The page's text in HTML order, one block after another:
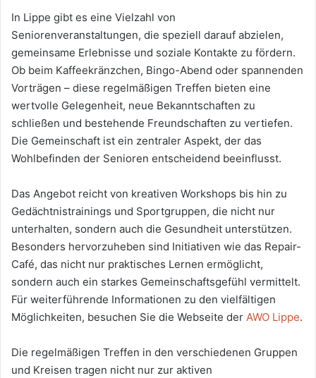
In Lippe gibt es eine Vielzahl von
Seniorenveranstaltungen, die speziell darauf abzielen,
gemeinsame Erlebnisse und soziale Kontakte zu fördern.
Ob beim Kaffeekränzchen, Bingo-Abend oder spannenden
Vorträgen – diese regelmäßigen Treffen bieten eine
wertvolle Gelegenheit, neue Bekanntschaften zu
schließen und bestehende Freundschaften zu vertiefen.
Die Gemeinschaft ist ein zentraler Aspekt, der das
Wohlbefinden der Senioren entscheidend beeinflusst.
Das Angebot reicht von kreativen Workshops bis hin zu
Gedächtnistrainings und Sportgruppen, die nicht nur
unterhalten, sondern auch die Gesundheit unterstützen.
Besonders hervorzuheben sind Initiativen wie das Repair-
Café, das nicht nur praktisches Lernen ermöglicht,
sondern auch ein starkes Gemeinschaftsgefühl vermittelt.
Für weiterführende Informationen zu den vielfältigen
Möglichkeiten, besuchen Sie die Webseite der AWO Lippe.
Die regelmäßigen Treffen in den verschiedenen Gruppen
und Kreisen tragen nicht nur zur aktiven